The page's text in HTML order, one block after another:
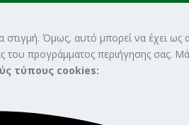
Όμως, αυτό μπορεί να έχει ως
του προγράμματος περιήγησης σας.
τύπους cookies: